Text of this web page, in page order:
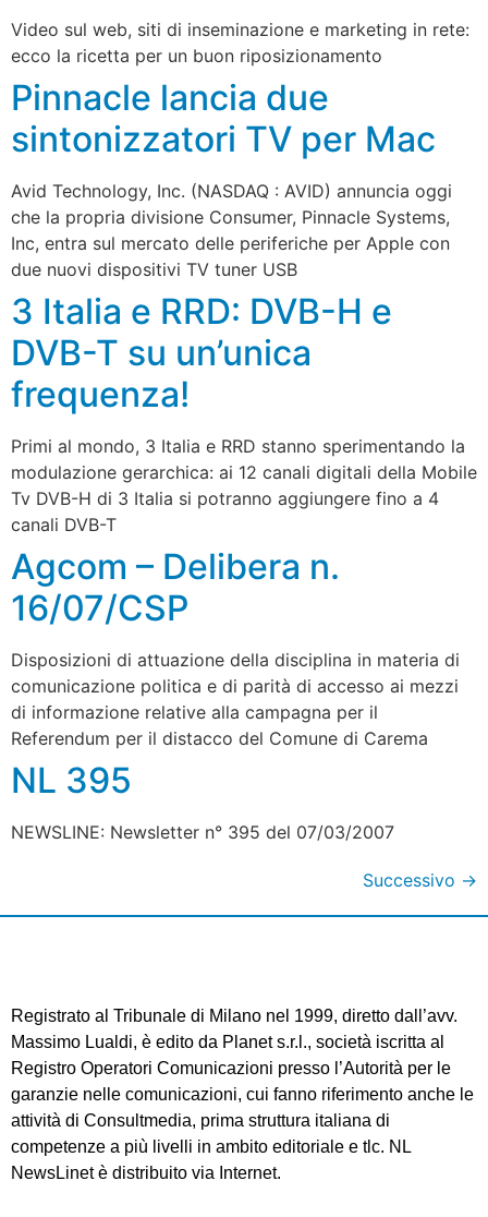
Video sul web, siti di inseminazione e marketing in rete:
ecco la ricetta per un buon riposizionamento
Pinnacle lancia due
sintonizzatori TV per Mac
Avid Technology, Inc. (NASDAQ : AVID) annuncia oggi
che la propria divisione Consumer, Pinnacle Systems,
Inc, entra sul mercato delle periferiche per Apple con
due nuovi dispositivi TV tuner USB
3 Italia e RRD: DVB-H e
DVB-T su un’unica
frequenza!
Primi al mondo, 3 Italia e RRD stanno sperimentando la
modulazione gerarchica: ai 12 canali digitali della Mobile
Tv DVB-H di 3 Italia si potranno aggiungere fino a 4
canali DVB-T
Agcom – Delibera n.
16/07/CSP
Disposizioni di attuazione della disciplina in materia di
comunicazione politica e di parità di accesso ai mezzi
di informazione relative alla campagna per il
Referendum per il distacco del Comune di Carema
NL 395
NEWSLINE: Newsletter n° 395 del 07/03/2007
Successivo →
Registrato al Tribunale di Milano nel 1999, diretto dall’avv.
Massimo Lualdi, è edito da Planet s.r.l., società iscritta al
Registro Operatori Comunicazioni presso l’Autorità per le
garanzie nelle comunicazioni, cui fanno riferimento anche le
attività di Consultmedia, prima struttura italiana di
competenze a più livelli in ambito editoriale e tlc. NL
NewsLinet è distribuito via Internet.